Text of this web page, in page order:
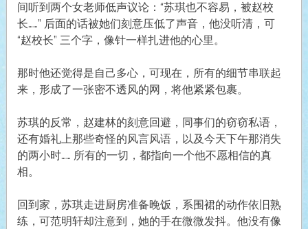
间听到两个女老师低声议论：“苏琪也不容易，被赵校
长……” 后面的话被她们刻意压低了声音，他没听清，可
“赵校长” 三个字，像针一样扎进他的心里。
那时他还觉得是自己多心，可现在，所有的细节串联起
来，形成了一张密不透风的网，将他紧紧包裹。
苏琪的反常，赵建林的刻意回避，同事们的窃窃私语，
还有婚礼上那些奇怪的风言风语，以及今天下午那消失
的两小时…… 所有的一切，都指向一个他不愿相信的真
相。
回到家，苏琪走进厨房准备晚饭，系围裙的动作依旧熟
练，可范明轩却注意到，她的手在微微发抖。他没有像